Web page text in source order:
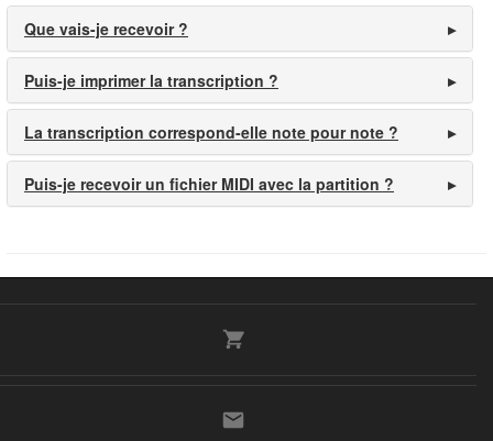
Que vais-je recevoir ?
Puis-je imprimer la transcription ?
La transcription correspond-elle note pour note ?
Puis-je recevoir un fichier MIDI avec la partition ?